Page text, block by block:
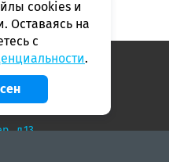
д.13
cookies и
Оставаясь на
с
.